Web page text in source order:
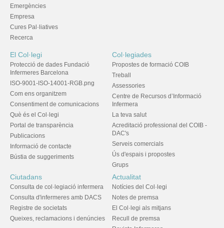
Emergències
Empresa
Cures Pal·liatives
Recerca
El Col·legi
Protecció de dades Fundació
Infermeres Barcelona
ISO-9001-ISO-14001-RGB.png
Com ens organitzem
Consentiment de comunicacions
Què és el Col·legi
Portal de transparència
Publicacions
Informació de contacte
Bústia de suggeriments
Col·legiades
Propostes de formació COIB
Treball
Assessories
Centre de Recursos d’Informació
Infermera
La teva salut
Acreditació professional del COIB -
DAC's
Serveis comercials
Ús d'espais i propostes
Grups
Ciutadans
Consulta de col·legiació infermera
Consulta d'infermeres amb DACS
Registre de societats
Queixes, reclamacions i denúncies
Actualitat
Notícies del Col·legi
Notes de premsa
El Col·legi als mitjans
Recull de premsa